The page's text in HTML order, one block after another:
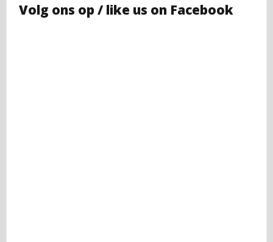
Volg ons op / like us on Facebook